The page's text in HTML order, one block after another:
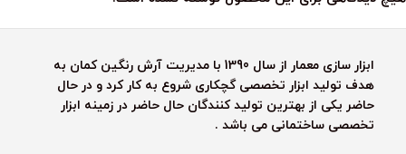
ابزار سازی معمار از سال 1390 با مدیریت آرش رنگین کمان به
هدف تولید ابزار تخصصی گچکاری شروع به کار کرد و در حال
حاضر یکی از بهترین تولید کنندگان حال حاضر در زمینه ابزار
تخصصی ساختمانی می باشد .